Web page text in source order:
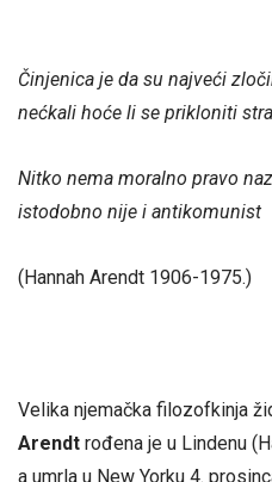
Činjenica je da su najveći
nećkali hoće li se prikloniti
Nitko nema moralno pravo
istodobno nije i antikomunist
(Hannah Arendt 1906-1975.)
Velika njemačka filozofkinja
Arendt rođena je u Lindenu
a umrla u New Yorku 4.